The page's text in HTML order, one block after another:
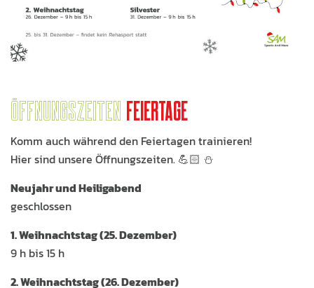
Öffnungszeiten Feiertage
Komm auch während den Feiertagen trainieren!
Hier sind unsere Öffnungszeiten. 💪🏻 ⛄️
Neujahr und Heiligabend
geschlossen
1. Weihnachtstag (25. Dezember)
9 h bis 15 h
2. Weihnachtstag (26. Dezember)